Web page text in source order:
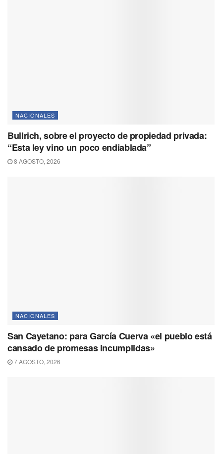
NACIONALES
Bullrich, sobre el proyecto de propiedad privada:
“Esta ley vino un poco endiablada”
8 AGOSTO, 2026
NACIONALES
San Cayetano: para García Cuerva «el pueblo está
cansado de promesas incumplidas»
7 AGOSTO, 2026